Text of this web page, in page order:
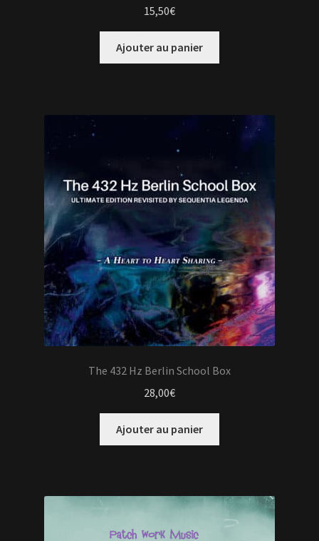
15,50€
Ajouter au panier
The 432 Hz Berlin School Box
28,00€
Ajouter au panier